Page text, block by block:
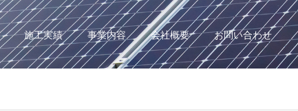
施工実績 事業内容 会社概要 お問い合わせ